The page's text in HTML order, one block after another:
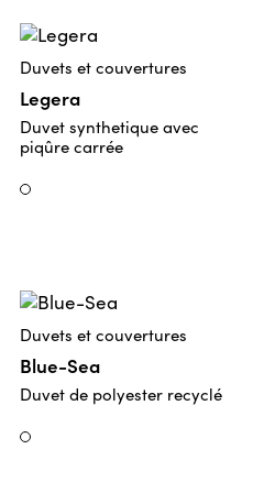
Duvets et couvertures
Legera
Duvet synthetique avec
piqûre carrée
Weiss
Duvets et couvertures
Blue-Sea
Duvet de polyester recyclé
Weiss